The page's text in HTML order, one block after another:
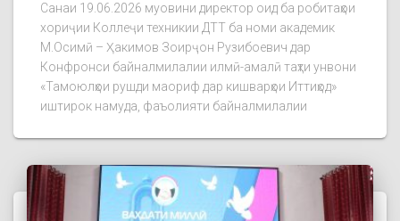
Санаи 19.06.2026 муовини директор оид ба робитаҳои
хориҷии Коллеҷи техникии ДТТ ба номи академик
М.Осимӣ – Ҳакимов Зоирҷон Рузибоевич дар
Конфронси байналмилалии илмӣ-амалӣ таҳти унвони
«Тамоюлҳои рушди маориф дар кишварҳои Иттиҳод»
иштирок намуда, фаъолияти байналмилалии